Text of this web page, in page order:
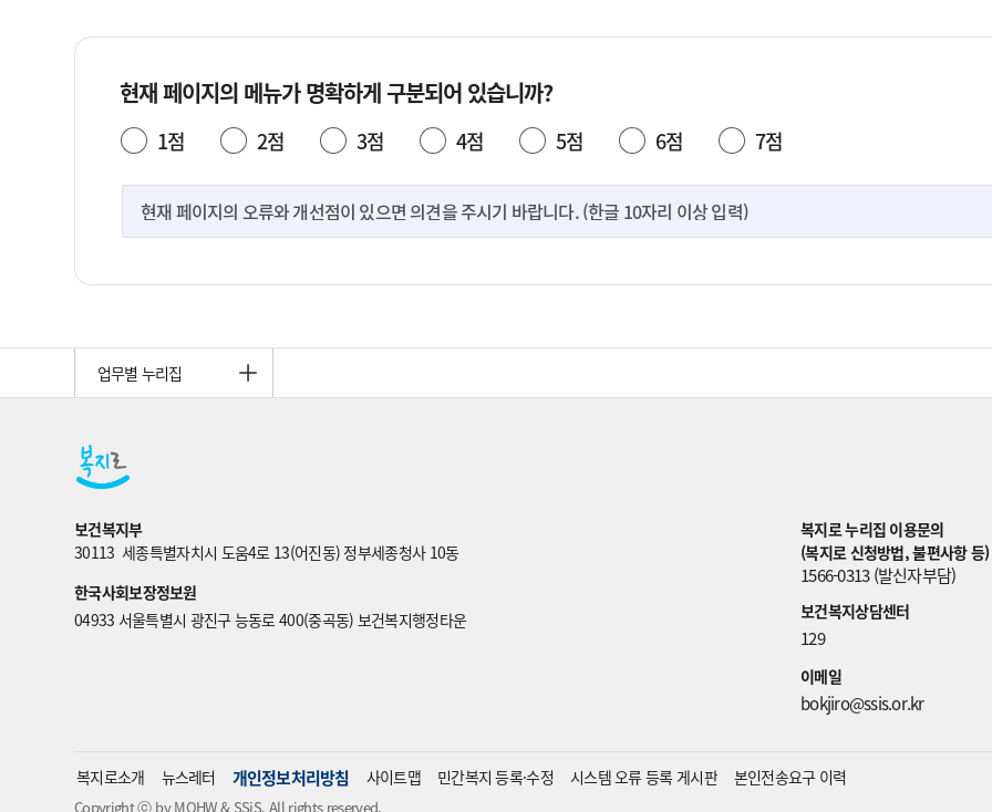
현재 페이지의 메뉴가 명확하게 구분되어 있습니까?
1점 2점 3점 4점 5점 6점 7점
현재 페이지의 오류와 개선점이 있으면 의견을 주시기 바랍니다. (한글 10자리 이상 입력)
업무별 누리집
30113  세종특별자치시 도움4로 13(어진동) 정부세종청사 10동
04933 서울특별시 광진구 능동로 400(중곡동) 보건복지행정타운
한국사회보장정보원
보건복지부
복지로 누리집 이용문의
(복지로 신청방법, 불편사항 등)
1566-0313 (발신자부담)
129
이메일
bokjiro@ssis.or.kr
보건복지상담센터
복지로소개 뉴스레터 개인정보처리방침 사이트맵 민간복지 등록·수정 시스템 오류 등록 게시판 본인전송요구 이력
Copyright ⓒ by MOHW & SSiS. All rights reserved.